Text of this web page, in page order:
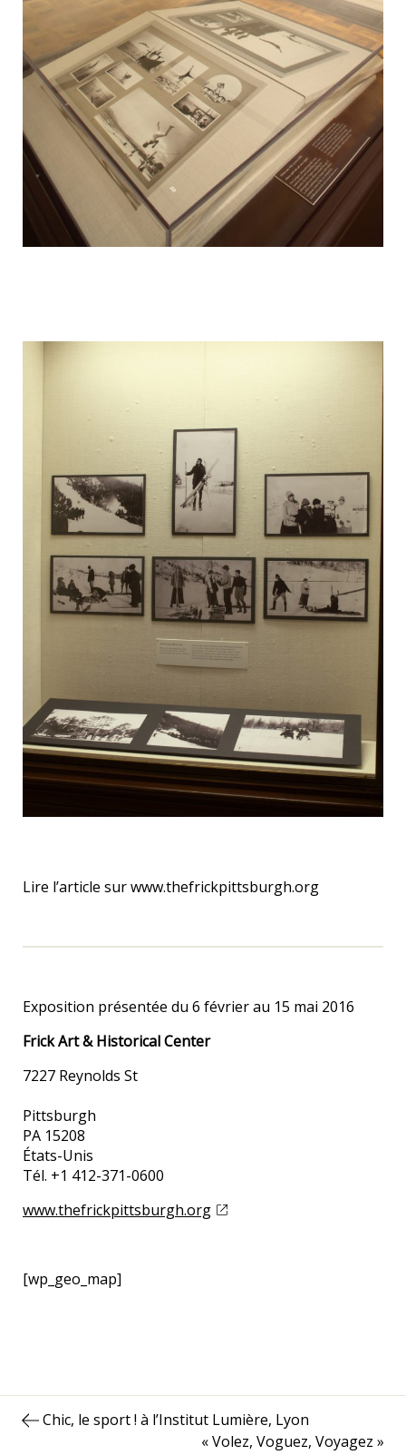
Lire l’article sur www.thefrickpittsburgh.org
Exposition présentée du 6 février au 15 mai 2016
Frick Art & Historical Center
7227 Reynolds St
Pittsburgh
PA 15208
États-Unis
Tél. +1 412-371-0600
www.thefrickpittsburgh.org
[wp_geo_map]
Navigation
Publication
Chic, le sport ! à l’Institut Lumière, Lyon
Publication
« Volez, Voguez, Voyagez »